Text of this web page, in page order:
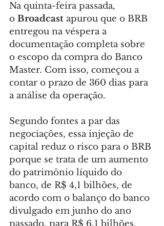
Na quinta-feira passada,
o Broadcast apurou que o BRB
entregou na véspera a
documentação completa sobre
o escopo da compra do Banco
Master. Com isso, começou a
contar o prazo de 360 dias para
a análise da operação.
Segundo fontes a par das
negociações, essa injeção de
capital reduz o risco para o BRB
porque se trata de um aumento
do patrimônio líquido do
banco, de R$ 4,1 bilhões, de
acordo com o balanço do banco
divulgado em junho do ano
passado, para R$ 6,1 bilhões.